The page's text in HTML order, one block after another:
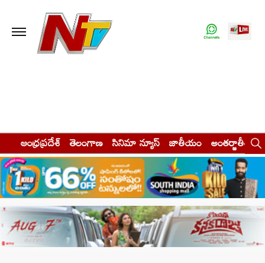
ఆంధ్రప్రదేశ్ తెలంగాణ సినిమా న్యూస్ జాతీయం అంతర్జాతీయం